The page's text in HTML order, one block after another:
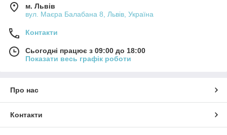
м. Львів
вул. Маєра Балабана 8, Львів, Україна
Контакти
Сьогодні працює з 09:00 до 18:00
Показати весь графік роботи
Про нас
Контакти